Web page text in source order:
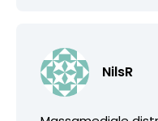
NilsR